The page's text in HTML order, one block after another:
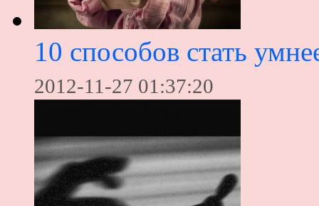
10 способов стать
2012-11-27 01:37:20